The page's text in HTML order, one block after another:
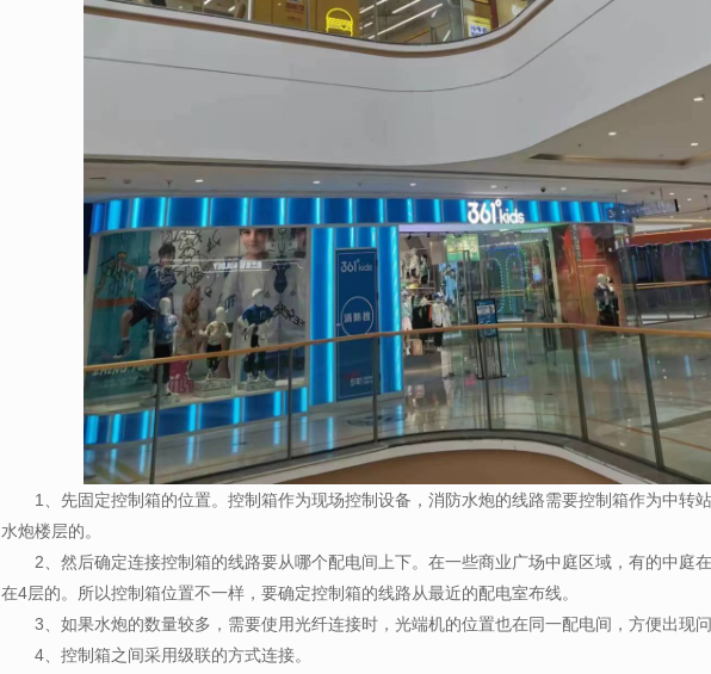
1、先固定控制箱的位置。控制箱作为现场控制设备，消防水炮的线路需要控制箱作为中转
水炮楼层的。
2、 然后确定连接控制箱的线路要从哪个配电间上下。在一些商业广场中庭区域，有的中庭在
在4层的。所以控制箱位置不一样，要确定控制箱的线路从最近的配电室布线。
3、如果水炮的数量较多，需要使用光纤连接时，光端机的位置也在同一配电间，方便出现问
4、控制箱之间采用级联的方式连接。